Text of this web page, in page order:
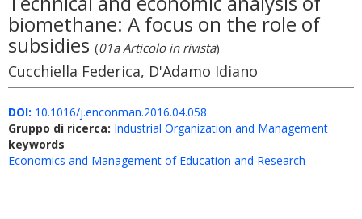
biomethane: A focus on the role of
subsidies (01a Articolo in rivista)
Cucchiella Federica, D'Adamo Idiano
DOI: 10.1016/j.enconman.2016.04.058
Gruppo di ricerca: Industrial Organization and Management
keywords
Economics and Management of Education and Research